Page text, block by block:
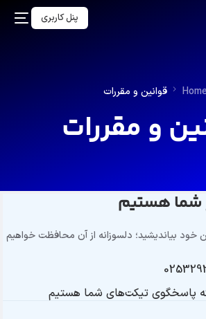
پنل کاربری
Home قوانین و مقررات
و مقررات
شما هستیم
خود بیاندیشید؛ دلسوزانه از آن محافظت خواهیم